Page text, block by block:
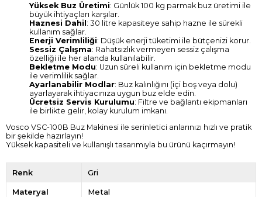
Yüksek Buz Üretimi: Günlük 100 kg parmak buz üretimi ile
büyük ihtiyaçları karşılar.
Haznesi Dahil : 30 litre kapasiteye sahip hazne ile sürekli
kullanım sağlar.
Enerji Verimliliği: Düşük enerji tüketimi ile bütçenizi korur.
Sessiz Çalışma: Rahatsızlık vermeyen sessiz çalışma
özelliği ile her alanda kullanılabilir.
Bekletme Modu: Uzun süreli kullanım için bekletme modu
ile verimlilik sağlar.
Ayarlanabilir Modlar: Buz kalınlığını (içi boş veya dolu)
ayarlayarak ihtiyacınıza uygun buz elde edin.
Ücretsiz Servis Kurulumu: Filtre ve bağlantı ekipmanları
ile birlikte gelir, kolay kurulum imkanı.
Vosco VSC-100B Buz Makinesi ile serinletici anlarınızı hızlı ve pratik
bir şekilde hazırlayın!
Yüksek kapasiteli ve kullanışlı tasarımıyla bu ürünü kaçırmayın!
Renk Gri
Materyal Metal